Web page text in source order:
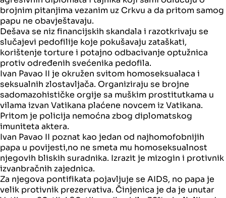
brojnim pitanjima vezanim uz Crkvu a da pritom samog
papu ne obavještavaju.
Dešava se niz financijskih skandala i razotkrivaju se
slučajevi pedofilije koje pokušavaju zataškati,
korištenje torture i potajno odbacivanje optužnica
protiv određenih svećenika pedofila.
Ivan Pavao II je okružen svitom homoseksualaca i
seksualnih zlostavljača. Organiziraju se brojne
sadomazohističke orgije sa muškim prostitutkama u
vilama izvan Vatikana plaćene novcem iz Vatikana.
Pritom je policija nemoćna zbog diplomatskog
imuniteta aktera.
Ivan Pavao II poznat kao jedan od najhomofobnijih
papa u povijesti,no ne smeta mu homoseksualnost
njegovih bliskih suradnika. Izrazit je mizogin i protivnik
izvanbračnih zajednica.
Za njegova pontifikata pojavljuje se AIDS, no papa je
velik protivnik prezervativa. Činjenica je da je unutar